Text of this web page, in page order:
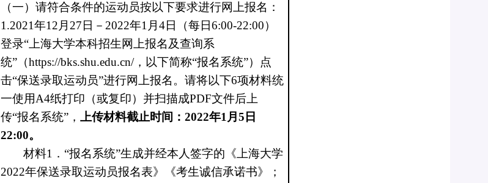
（一）请符合条件的运动员按以下要求进行网上报名：
1.2021年12月 27 日－ 2022年1月 4日（每日6:00-22:00）
登录“上海大学本科招生网上报名及查询系
统”（https://bks.shu.edu.cn/，以下简称“报名系统”）点
击“保送录取运动员”进行网上报名。请将以下6项材料统
一使用A4纸打印（或复印）并扫描成PDF文件后上
传“报名系统”， 上传材料截止时间： 2022年1月 5 日
22:00。
材料1．“报名系统”生成并经本人签字的《上海大学
2022年保送录取运动员报名表》《考生诚信承诺书》；